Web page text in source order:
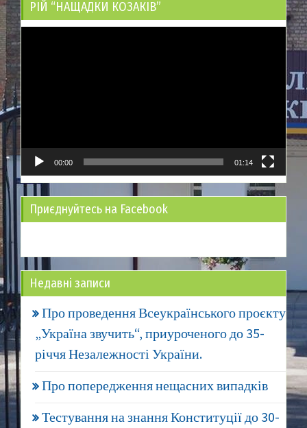
РІЙ “НАЩАДКИ КОЗАКІВ”
00:00 01:14
Приєднуйтесь на Facebook
Недавні записи
Про проведення Всеукраїнського проєкту
„Україна звучить“, приуроченого до 35-
річчя Незалежності України.
Про попередження нещасних випадків
Тестування на знання Конституції до 30-